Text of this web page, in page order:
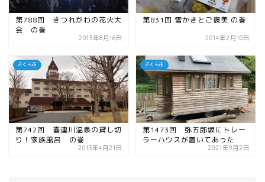
第788回 きつれがわの花火大
会 の巻
2013年8月16日
第831回 雪かきとご褒美 の巻
2014年2月10日
さくら市
第742回 喜連川温泉の貸し切
り！家族風呂 の巻
2013年4月21日
さくら市
第1473回 弥五郎坂にトレー
ラーハウスが置いてあった
2021年9月2日